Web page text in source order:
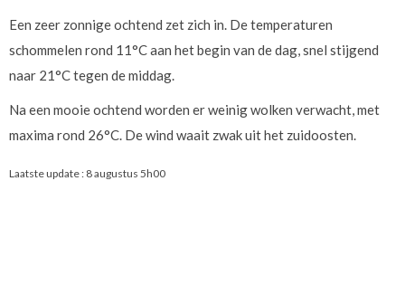
Een zeer zonnige ochtend zet zich in. De temperaturen
schommelen rond 11°C aan het begin van de dag, snel stijgend
naar 21°C tegen de middag.
Na een mooie ochtend worden er weinig wolken verwacht, met
maxima rond 26°C. De wind waait zwak uit het zuidoosten.
Laatste update : 8 augustus 5h00